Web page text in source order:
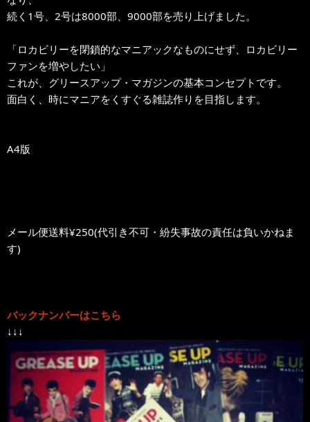
続く1号、2号は8000部、9000部を売り上げました。
「ロカビリーを閉鎖的なマニアックなものにせず、ロカビリー
ファンを増やしたい」
これが、グリースアップ・マガジンの基本コンセプトです。
面白く、時にマニアをくすぐる雑誌作りを目指します。
A4版
メール便送料¥250(代引き不可・紛失事故の責任は負いかねま
す)
バックナンバーはこちら
↓↓↓